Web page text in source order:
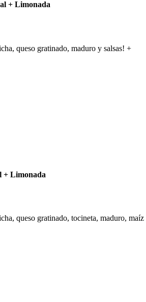
+ Limonada
queso gratinado, maduro y salsas! +
+ Limonada
queso gratinado, tocineta, maduro, maíz